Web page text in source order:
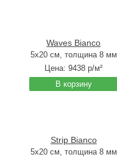
Waves Bianco
5x20 см, толщина 8 мм
Цена:9438 р/м²
В корзину
Strip Bianco
5x20 см, толщина 8 мм